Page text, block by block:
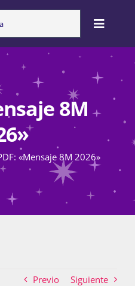
Toggle
de género
8M
«Mensaje 8M 2026»
Previo Siguiente